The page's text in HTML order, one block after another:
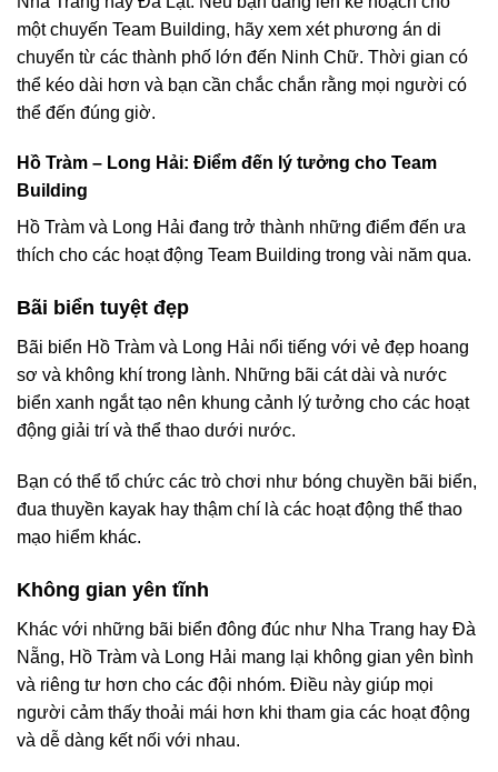
một chuyến Team Building, hãy xem xét phương án di
chuyển từ các thành phố lớn đến Ninh Chữ. Thời gian có
thể kéo dài hơn và bạn cần chắc chắn rằng mọi người có
thể đến đúng giờ.
Hồ Tràm – Long Hải: Điểm đến lý tưởng cho Team
Building
Hồ Tràm và Long Hải đang trở thành những điểm đến ưa
thích cho các hoạt động Team Building trong vài năm qua.
Bãi biển tuyệt đẹp
Bãi biển Hồ Tràm và Long Hải nổi tiếng với vẻ đẹp hoang
sơ và không khí trong lành. Những bãi cát dài và nước
biển xanh ngắt tạo nên khung cảnh lý tưởng cho các hoạt
động giải trí và thể thao dưới nước.
Bạn có thể tổ chức các trò chơi như bóng chuyền bãi biển,
đua thuyền kayak hay thậm chí là các hoạt động thể thao
mạo hiểm khác.
Không gian yên tĩnh
Khác với những bãi biển đông đúc như Nha Trang hay Đà
Nẵng, Hồ Tràm và Long Hải mang lại không gian yên bình
và riêng tư hơn cho các đội nhóm. Điều này giúp mọi
người cảm thấy thoải mái hơn khi tham gia các hoạt động
và dễ dàng kết nối với nhau.